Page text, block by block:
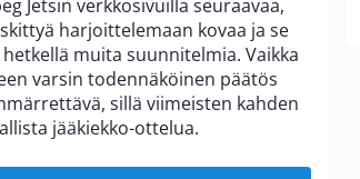
Jetsin verkkosivuilla seuraavaa,
harjoittelemaan kovaa ja se
muita suunnitelmia. Vaikka
varsin todennäköinen päätös
sillä viimeisten kahden
jääkiekko-ottelua.